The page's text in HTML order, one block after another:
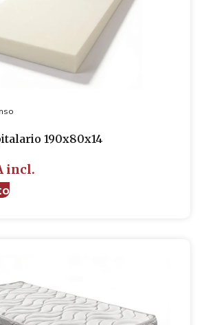
190x80x14
incl.